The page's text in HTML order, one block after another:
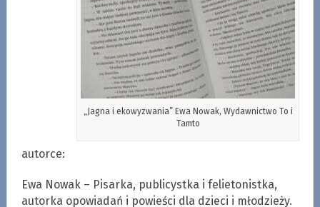
„Jagna i ekowyzwania” Ewa Nowak, Wydawnictwo To i
Tamto
autorce:
Ewa Nowak – Pisarka, publicystka i felietonistka,
autorka opowiadań i powieści dla dzieci i młodzieży.